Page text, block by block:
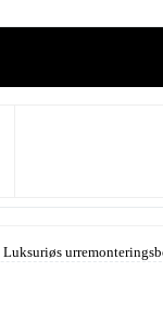
Luksuriøs